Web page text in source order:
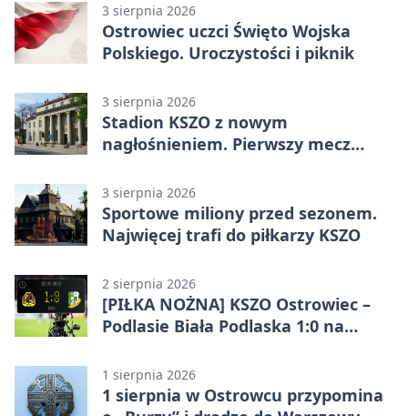
3 sierpnia 2026
Ostrowiec uczci Święto Wojska
Polskiego. Uroczystości i piknik
3 sierpnia 2026
Stadion KSZO z nowym
nagłośnieniem. Pierwszy mecz
3 sierpnia 2026
Sportowe miliony przed sezonem.
Najwięcej trafi do piłkarzy KSZO
2 sierpnia 2026
[PIŁKA NOŻNA] KSZO Ostrowiec –
Podlasie Biała Podlaska 1:0 na
(Grupa IV)
1 sierpnia 2026
1 sierpnia w Ostrowcu przypomina